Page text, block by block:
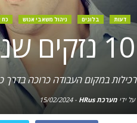
דעות בלוגים ניהול משאבי אנוש כח
10 נזקים שנגרמים על ידי רכילות במקום העבודה
רכילות במקום העבודה כרוכה בדרך
על ידימערכת HRus -
15/02/2024